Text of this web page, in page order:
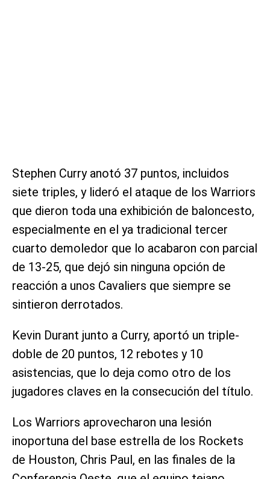
Stephen Curry anotó 37 puntos, incluidos
siete triples, y lideró el ataque de los Warriors
que dieron toda una exhibición de baloncesto,
especialmente en el ya tradicional tercer
cuarto demoledor que lo acabaron con parcial
de 13-25, que dejó sin ninguna opción de
reacción a unos Cavaliers que siempre se
sintieron derrotados.
Kevin Durant junto a Curry, aportó un triple-
doble de 20 puntos, 12 rebotes y 10
asistencias, que lo deja como otro de los
jugadores claves en la consecución del título.
Los Warriors aprovecharon una lesión
inoportuna del base estrella de los Rockets
de Houston, Chris Paul, en las finales de la